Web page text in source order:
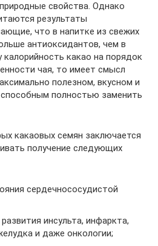
свойства. Однако
результаты
что в напитке из свежих
антиоксидантов, чем в
калорийность какао на порядок
чая, то имеет смысл
полезном, вкусном и
полностью заменить
какаовых семян заключается
получение следующих
сердечнососудистой
инсульта, инфаркта,
и даже онкологии;